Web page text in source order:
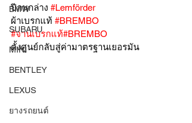
BMW
SUBARU
MINI
BENTLEY
LEXUS
ยางรถยนต์
ปีกนกล่าง #Lemförder
ผ้าเบรกแท้ #BREMBO
#จานเบรกแท้#BREMBO
ตั้งศูนย์กลับสู่ค่ามาตรฐานเยอรมัน